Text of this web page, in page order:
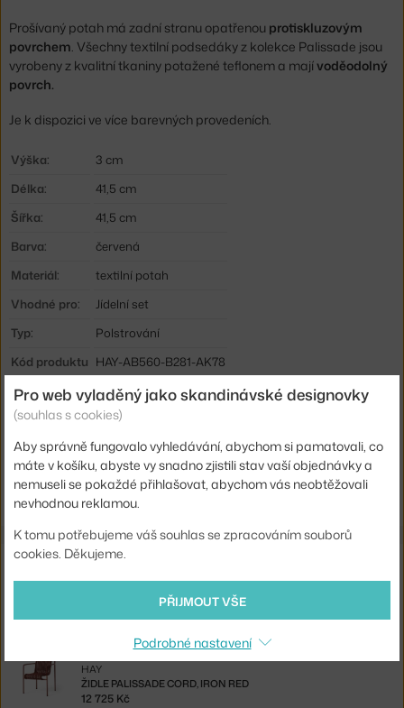
Prošívaný potah má zadní stranu opatřenou protiskluzovým
povrchem. Všechny textilní podsedáky z kolekce Palissade jsou
vyrobeny z kvalitní tkaniny potažené teflonem a majívoděodolný
povrch.
Je k dispozici ve více barevných provedeních.
Výška:
3 cm
Délka:
41,5 cm
Šířka:
41,5 cm
Barva:
červená
Materiál:
textilní potah
Vhodné pro:
Jídelní set
Typ:
Polstrování
Kód produktu HAY-AB560-B281-AK78
EAN
5710441316886
red
Shopping from the EU? Switch toPalissade Armchair Seat
Cushion, iron red
Související produkty
PALISSADE DINING ARMCHAIR, IRON RED
ŽIDLE PALISSADE CORD, IRON RED
HAY
12 725 Kč
Pro web vyladěný jako skandinávské designovky
(souhlas s cookies)
Aby správně fungovalo vyhledávání, abychom si pamatovali, co
máte v košíku, abyste vy snadno zjistili stav vaší objednávky a
nemuseli se pokaždé přihlašovat, abychom vás neobtěžovali
nevhodnou reklamou.
K tomu potřebujeme váš souhlas se zpracováním souborů
cookies. Děkujeme.
PŘIJMOUT VŠE
Podrobné nastavení